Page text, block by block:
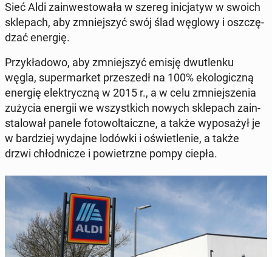
Sieć Aldi za­in­we­sto­wa­ła w szereg ini­cja­tyw w swoich
skle­pach, aby zmniej­szyć swój ślad węglowy i oszczę­
dzać energię.
Przy­kła­do­wo, aby zmniej­szyć emisję dwu­tlen­ku
węgla, su­per­mar­ket prze­szedł na 100% eko­lo­gicz­ną
energię elek­trycz­ną w 2015 r., a w celu zmniej­sze­nia
zużycia energii we wszyst­kich nowych skle­pach za­in­
sta­lo­wał panele fo­to­wol­ta­icz­ne, a także wy­po­sa­żył je
w bar­dziej wydajne lodówki i oświe­tle­nie, a także
drzwi chłod­ni­cze i po­wietrz­ne pompy ciepła.